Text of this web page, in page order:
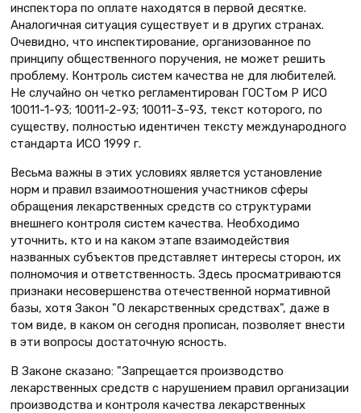
инспектора по оплате находятся в первой десятке.
Аналогичная ситуация существует и в других странах.
Очевидно, что инспектирование, организованное по
принципу общественного поручения, не может решить
проблему. Контроль систем качества не для любителей.
Не случайно он четко регламентирован ГОСТом Р ИСО
10011-1-93; 10011-2-93; 10011-3-93, текст которого, по
существу, полностью идентичен тексту международного
стандарта ИСО 1999 г.
Весьма важны в этих условиях является установление
норм и правил взаимоотношения участников сферы
обращения лекарственных средств со структурами
внешнего контроля систем качества. Необходимо
уточнить, кто и на каком этапе взаимодействия
названных субъектов представляет интересы сторон, их
полномочия и ответственность. Здесь просматриваются
признаки несовершенства отечественной нормативной
базы, хотя Закон "О лекарственных средствах", даже в
том виде, в каком он сегодня прописан, позволяет внести
в эти вопросы достаточную ясность.
В Законе сказано: "Запрещается производство
лекарственных средств с нарушением правил организации
производства и контроля качества лекарственных